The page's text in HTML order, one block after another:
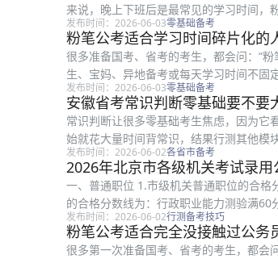
来说，晚上下班后是最常见的学习时间，
时间拆成可执行的小任务。 如果...
发布时间：2026-06-03零基础备考
粉笔公考适合学习时间碎片化的
很多准备国考、省考的考生，都会问：“
生、宝妈、异地备考或每天学习时间不固
合把备考拆成小任务来完成。 对...
发布时间：2026-06-03零基础备考
安徽省考常识判断零基础要不要
常识判断让很多零基础考生焦虑，因为它
始就花大量时间背常识，结果行测其他模
常识判断的特点是范围广但不确定 常...
发布时间：2026-06-02各省市备考
2026年北京市各级机关考试录
一、普通职位 1.市级机关普通职位的合
的合格分数线为：行政职业能力测验满
力测验满60...
发布时间：2026-06-02行测备考技巧
粉笔公考适合完全没接触过公
很多第一次准备国考、省考的考生，都会